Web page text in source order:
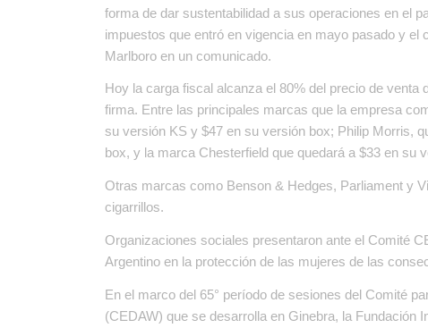
forma de dar sustentabilidad a sus operaciones en el
impuestos que entró en vigencia en mayo pasado y
Marlboro en un comunicado.
Hoy la carga fiscal alcanza el 80% del precio de venta
firma. Entre las principales marcas que la empresa
su versión KS y $47 en su versión box; Philip Morris,
box, y la marca Chesterfield que quedará a $33 en su
Otras marcas como Benson & Hedges, Parliament y
cigarrillos.
Organizaciones sociales presentaron ante el Comité
Argentino en la protección de las mujeres de las
En el marco del 65° período de sesiones del Comité
(CEDAW) que se desarrolla en Ginebra, la Fundación